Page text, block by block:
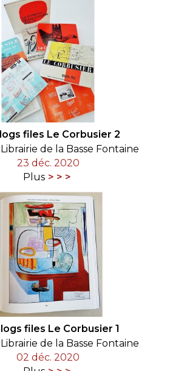
files Le Corbusier 2
de la Basse Fontaine
23 déc. 2020
Plus
files Le Corbusier 1
de la Basse Fontaine
02 déc. 2020